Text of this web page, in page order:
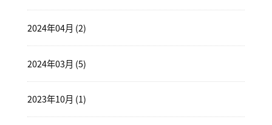
2024年04月 (2)
2024年03月 (5)
2023年10月 (1)